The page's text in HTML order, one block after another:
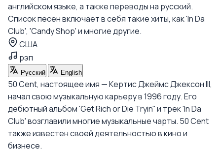
английском языке, а также переводы на русский.
Список песен включает в себя такие хиты, как 'In Da
Club', 'Candy Shop' и многие другие.
США
рэп
Русский English
50 Cent, настоящее имя — Кертис Джеймс Джексон III,
начал свою музыкальную карьеру в 1996 году. Его
дебютный альбом 'Get Rich or Die Tryin'' и трек 'In Da
Club' возглавили многие музыкальные чарты. 50 Cent
также известен своей деятельностью в кино и
бизнесе.